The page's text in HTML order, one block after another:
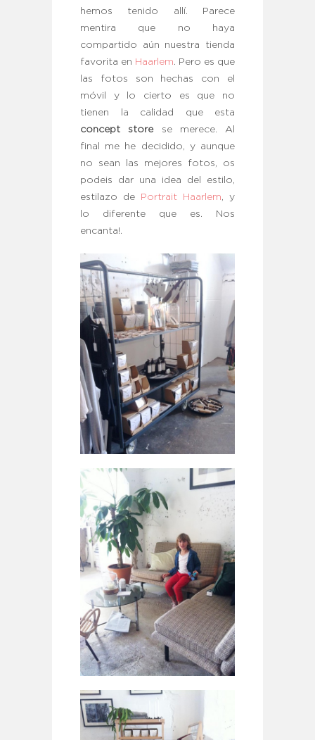
hemos tenido allí. Parece
mentira que no haya
compartido aún nuestra tienda
favorita en Haarlem . Pero es que
las fotos son hechas con el
móvil y lo cierto es que no
tienen la calidad que esta
concept storese merece. Al
final me he decidido, y aunque
no sean las mejores fotos, os
podeis dar una idea del estilo,
estilazo de
Portrait Haarlem , y
lo diferente que es. Nos
encanta!.